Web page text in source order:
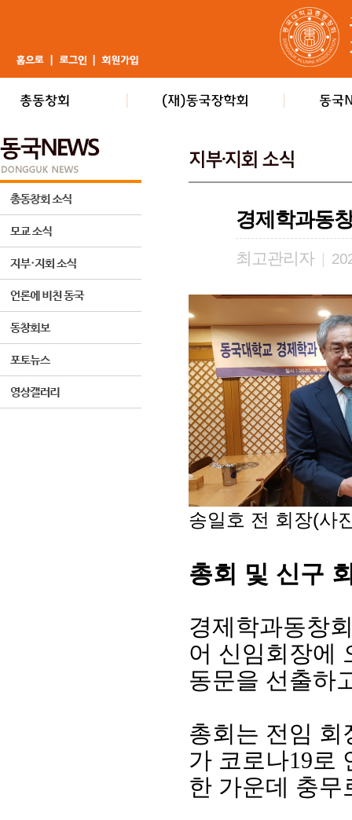
경제학과동
최고관리자
송일호 전 회장(사
총회 및 신구
경제학과동창
어 신임회장에
동문을 선출하
총회는 전임
가 코로나19로
한 가운데 충무